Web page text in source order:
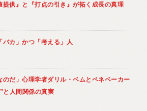
提供』と『打点の引き』が拓く成長の真理
カ」かつ「考える」人
のだ」心理学者ダリル・ベムとペネベーカー
と人間関係の真実